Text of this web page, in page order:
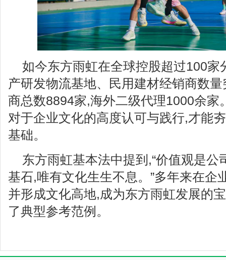
如今东方雨虹在全球控股超过100家
产研发物流基地、民用建材经销商数
商总数8894家,海外二级代理1000余家
对于企业文化的高度认可与践行,才能
基础。
东方雨虹基本法中提到,“价值观是公
基石,唯有文化生生不息。”多年来在企
并形成文化高地,成为东方雨虹发展的
了典型参考范例。